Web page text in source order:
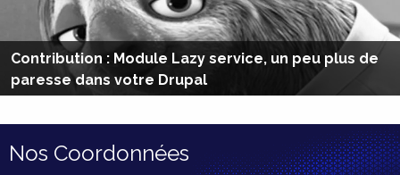
Contribution : Module Lazy service, un peu plus de
paresse dans votre Drupal
Nos Coordonnées